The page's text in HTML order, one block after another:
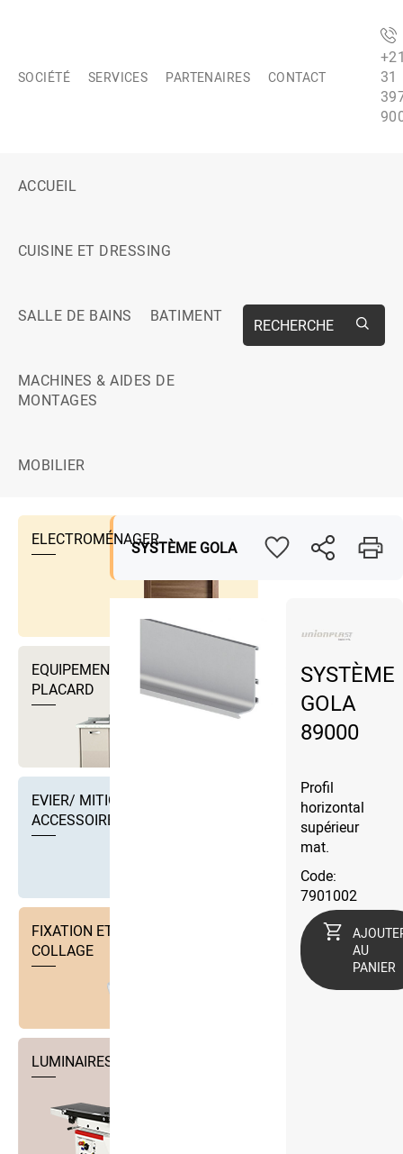
SOCIÉTÉ SERVICES PARTENAIRES CONTACT
31
ACCUEIL
CUISINE ET DRESSING
SALLE DE BAINS BATIMENT
MACHINES & AIDES DE
MONTAGES
MOBILIER
RECHERCHE
ELECTROMÉNAGER
EQUIPEMENTS DRESSING ET
PLACARD
EVIER/ MITIGEUR EVIER ET
ACCESSOIRES
FIXATION ET TECHNIQUE DE
COLLAGE
LUMINAIRES
SYSTÈME GOLA
SYSTÈME
GOLA
89000
Profil
horizontal
supérieur
mat.
Code:
7901002
AU
PANIER